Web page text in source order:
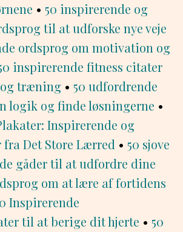
• 50 inspirerende og
til at udforske nye veje
ordsprog om motivation og
inspirerende fitness citater
træning • 50 udfordrende
logik og finde løsningerne •
Inspirerende og
Det Store Lærred • 50 sjove
gåder til at udfordre dine
om at lære af fortidens
Inspirerende
til at berige dit hjerte • 50